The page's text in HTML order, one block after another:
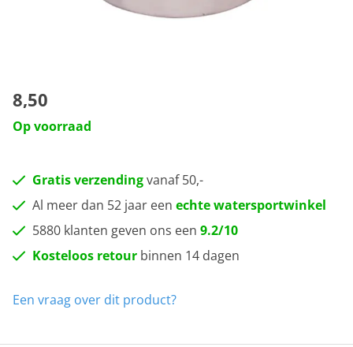
8,50
Op voorraad
Gratis verzendingvanaf 50,-
Al meer dan 52 jaar een echte watersportwinkel
5880 klanten geven ons een 9.2/10
Kosteloos retour binnen 14 dagen
Een vraag over dit product?